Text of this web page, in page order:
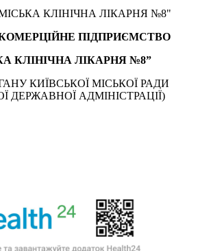
ПІДПРИЄМСТВО
КЛІНІЧНА ЛІКАРНЯ №8”
КИЇВСЬКОЇ МІСЬКОЇ РАДИ
ДЕРЖАВНОЇ АДМІНІСТРАЦІЇ)